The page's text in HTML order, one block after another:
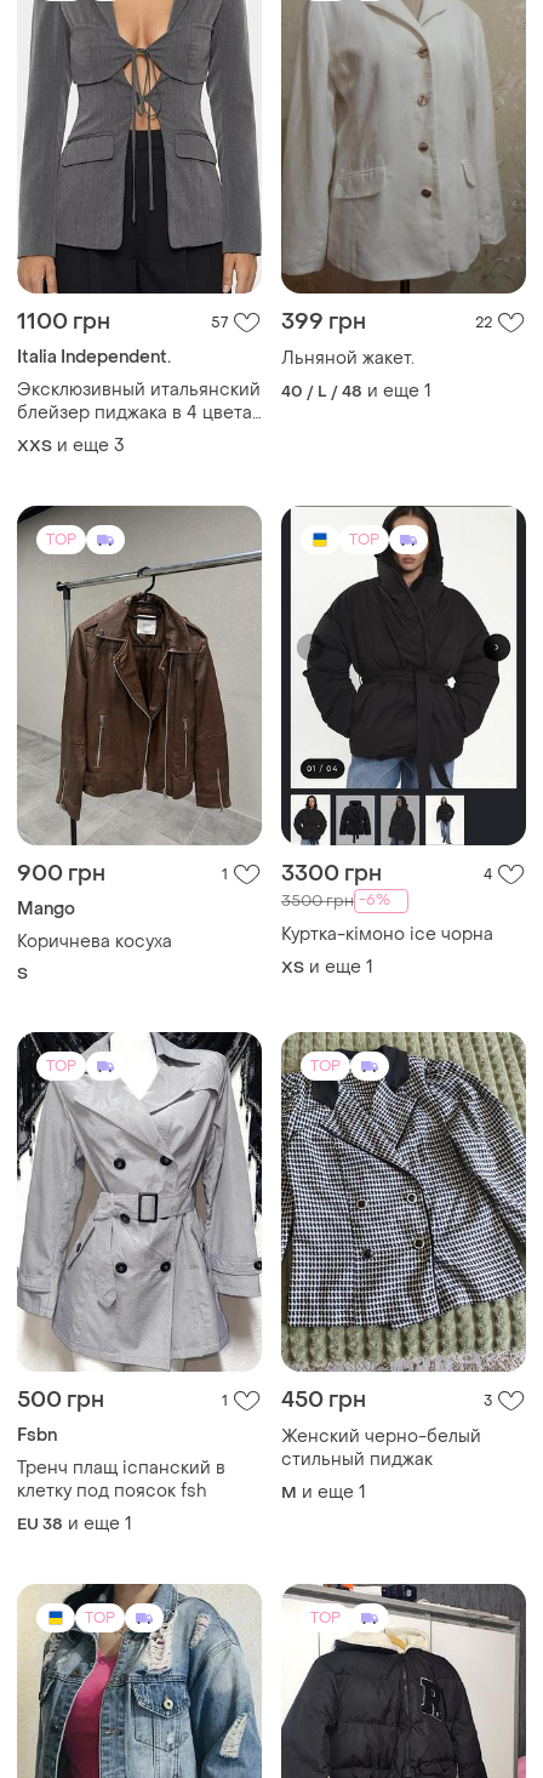
1100 грн 57
Italia Independent.
Эксклюзивный итальянский
блейзер пиджака в 4 цветах
серый, розовый, черный,
беж
XХS и еще 3
399 грн 22
Льняной жакет.
40 / L / 48 и еще 1
TOP
900 грн 1
Mango
Коричнева косуха
S
TOP
3300 грн 4
3500 грн -6%
Куртка-кімоно ice чорна
ХS и еще 1
TOP
500 грн 1
Fsbn
Тренч плащ iспанский в
клетку под поясок fsh
EU 38 и еще 1
TOP
450 грн 3
Женский черно-белый
стильный пиджак
M и еще 1
TOP TOP